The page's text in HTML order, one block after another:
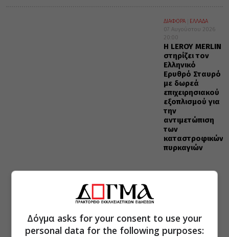
ΔΙΑΦΟΡΑ
ΕΛΛΑΔΑ
07 Αυγούστου 2026
20:00
Η LEROY MERLIN
στηρίζει τον
Ελληνικό
Ερυθρό Σταυρό
με δωρεά
επιχειρησιακού
εξοπλισμού για
την
αντιμετώπιση
των
καταστροφικών
πυρκαγιών
Δόγμα asks for your consent to use your
personal data for the following purposes: